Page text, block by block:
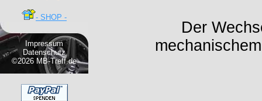
- SHOP -
Impressum
Datenschutz
©2026 MB-Treff.de
Der